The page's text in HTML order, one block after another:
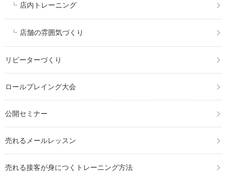
店内トレーニング
店舗の雰囲気づくり
リピーターづくり
ロールプレイング大会
公開セミナー
売れるメールレッスン
売れる接客が身につくトレーニング方法